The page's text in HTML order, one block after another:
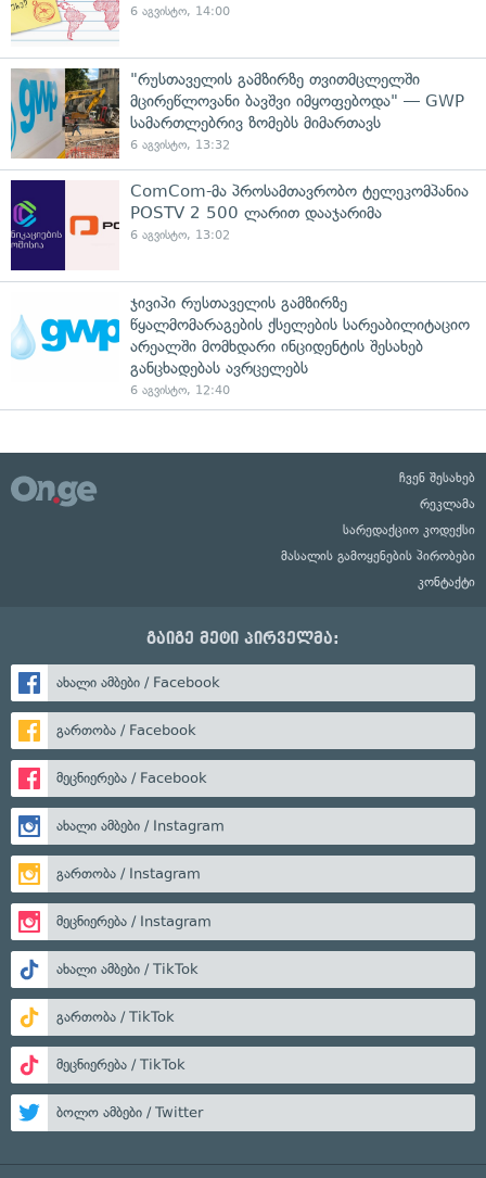
6 აგვისტო, 14:00
"რუსთაველის გამზირზე თვითმცლელში
მცირეწლოვანი ბავშვი იმყოფებოდა" — GWP
სამართლებრივ ზომებს მიმართავს
6 აგვისტო, 13:32
ComCom-მა პროსამთავრობო ტელეკომპანია
POSTV 2 500 ლარით დააჯარიმა
6 აგვისტო, 13:02
ჯივიპი რუსთაველის გამზირზე
წყალმომარაგების ქსელების სარეაბილიტაციო
არეალში მომხდარი ინციდენტის შესახებ
განცხადებას ავრცელებს
6 აგვისტო, 12:40
ჩვენ შესახებ
რეკლამა
სარედაქციო კოდექსი
მასალის გამოყენების პირობები
კონტაქტი
გაიგე მეტი პირველმა:
ახალი ამბები / Facebook
გართობა / Facebook
მეცნიერება / Facebook
ახალი ამბები / Instagram
გართობა / Instagram
მეცნიერება / Instagram
ახალი ამბები / TikTok
გართობა / TikTok
მეცნიერება / TikTok
ბოლო ამბები / Twitter